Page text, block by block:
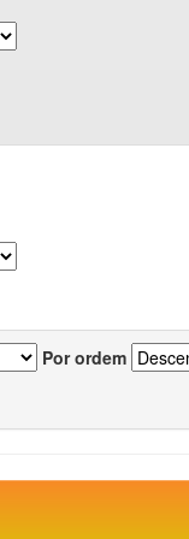
Por ordem